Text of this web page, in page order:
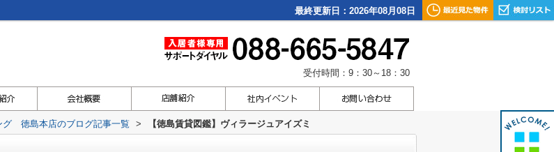
最終更新日：2026年08月08日
受付時間：9：30～18：30
グ 徳島本店のブログ記事一覧 > 【徳島賃貸図鑑】ヴィラージュアイズミ